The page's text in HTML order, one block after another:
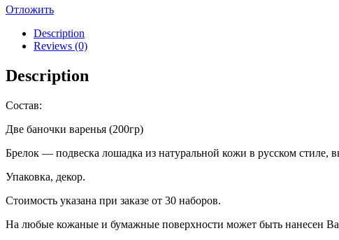
Отложить
Description
Reviews (0)
Description
Состав:
Две баночки варенья (200гр)
Брелок — подвеска лошадка из натуральной кожи в русском стиле,
Упаковка, декор.
Стоимость указана при заказе от 30 наборов.
На любые кожаные и бумажные поверхности может быть нанесен